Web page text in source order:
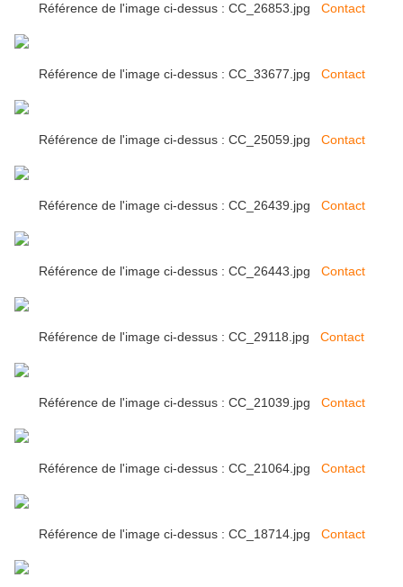
Référence de l'image ci-dessus : CC_26853.jpg Contact
Référence de l'image ci-dessus : CC_33677.jpg Contact
Référence de l'image ci-dessus : CC_25059.jpg Contact
Référence de l'image ci-dessus : CC_26439.jpg Contact
Référence de l'image ci-dessus : CC_26443.jpg Contact
Référence de l'image ci-dessus : CC_29118.jpg Contact
Référence de l'image ci-dessus : CC_21039.jpg Contact
Référence de l'image ci-dessus : CC_21064.jpg Contact
Référence de l'image ci-dessus : CC_18714.jpg Contact